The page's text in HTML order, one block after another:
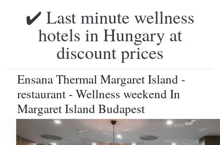
✔️ Last minute wellness
hotels in Hungary at
discount prices
Ensana Thermal Margaret Island -
restaurant - Wellness weekend In
Margaret Island Budapest